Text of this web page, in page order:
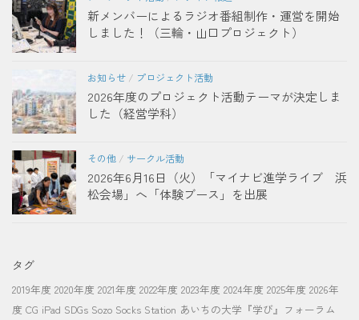
新メンバーによるラジオ番組制作・運営を開始
しました！（三輪・山口プロジェクト）
お知らせ / プロジェクト活動
2026年度のプロジェクト活動テーマが決定しま
した（経営学科）
その他 / サークル活動
2026年6月16日（火）「マイナビ進学ライブ 浜
松会場」へ「体験ブース」を出展
タグ
2019年度 2020年度 2021年度 2022年度 2023年度 2024年度 2025年度 2026年
度 CG iPad SDGs Sozo Socks Station あいちの大学『学び』フォーラム